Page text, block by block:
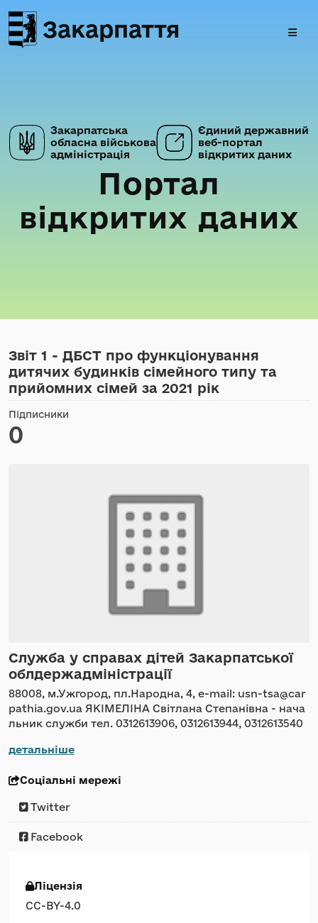
Закарпаття
Закарпатська
обласна військова
адміністрація
Єдиний державний
веб-портал
відкритих даних
Портал
відкритих даних
Звіт 1 - ДБСТ про функціонування
дитячих будинків сімейного типу та
прийомних сімей за 2021 рік
Підписники
0
Служба у справах дітей Закарпатської
облдержадміністрації
88008, м.Ужгород, пл.Народна, 4, e-mail: usn-tsa@car
pathia.gov.ua ЯКІМЕЛІНА Світлана Степанівна - нача
льник служби тел. 0312613906, 0312613944, 0312613540
детальніше
Соціальні мережі
Twitter
Facebook
Ліцензія
CC-BY-4.0